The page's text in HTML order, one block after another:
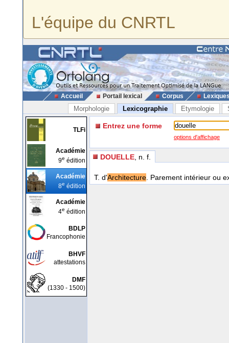
L'équipe du CNRTL
Accueil Portail lexical Corpus
Morphologie Lexicographie Etymologie
TLFi
Académie
9e édition
Académie
8e édition
Académie
4e édition
BDLP
Francophonie
BHVF
attestations
DMF
(1330 - 1500)
Entrez une forme
options d'affichage
DOUELLE , n. f.
T. d'Architecture. Parement intérieur ou